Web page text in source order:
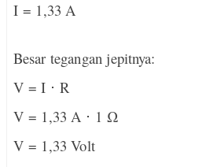
I = 1,33 A
Besar tegangan jepitnya:
V = I ⋅ R
V = 1,33 A ⋅ 1 Ω
V = 1,33 Volt